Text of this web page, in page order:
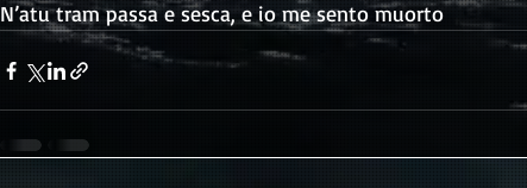
N’atu tram passa e sesca, e io me sento muorto